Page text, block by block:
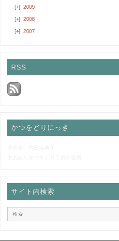
[+] 2009
[+] 2008
[+] 2007
RSS
かつをどりにっき
サイト内検索